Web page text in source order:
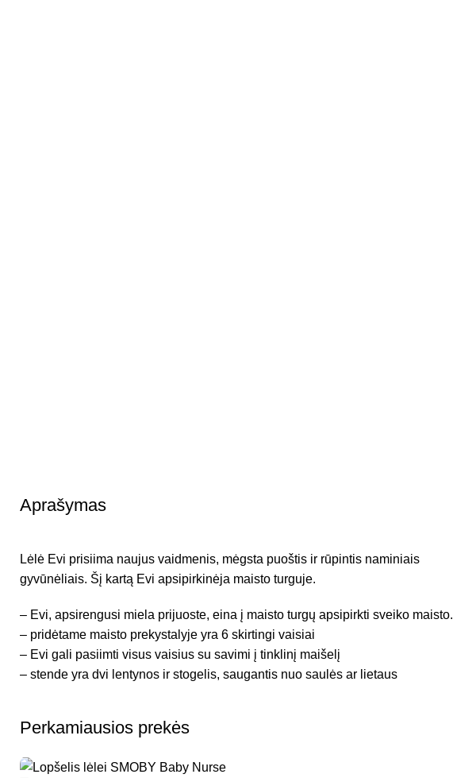
Aprašymas
Lėlė Evi prisiima naujus vaidmenis, mėgsta puoštis ir rūpintis naminiais
gyvūnėliais. Šį kartą Evi apsipirkinėja maisto turguje.
– Evi, apsirengusi miela prijuoste, eina į maisto turgų apsipirkti sveiko maisto.
– pridėtame maisto prekystalyje yra 6 skirtingi vaisiai
– Evi gali pasiimti visus vaisius su savimi į tinklinį maišelį
– stende yra dvi lentynos ir stogelis, saugantis nuo saulės ar lietaus
Perkamiausios prekės